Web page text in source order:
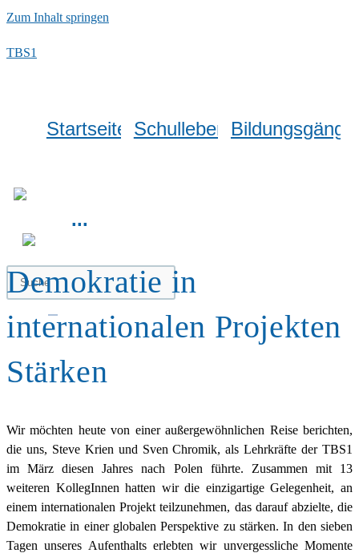
Zum Inhalt springen
TBS1
Startseite Schulleben Bildungsgänge
...
Demokratie in
internationalen Projekten
Stärken
Wir möchten heute von einer außergewöhnlichen Reise berichten,
die uns, Steve Krien und Sven Chromik, als Lehrkräfte der TBS1
im März diesen Jahres nach Polen führte. Zusammen mit 13
weiteren KollegInnen hatten wir die einzigartige Gelegenheit, an
einem internationalen Projekt teilzunehmen, das darauf abzielte, die
Demokratie in einer globalen Perspektive zu stärken. In den sieben
Tagen unseres Aufenthalts erlebten wir unvergessliche Momente